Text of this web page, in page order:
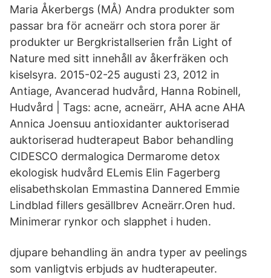
Maria Åkerbergs (MÅ) Andra produkter som
passar bra för acneärr och stora porer är
produkter ur Bergkristallserien från Light of
Nature med sitt innehåll av åkerfräken och
kiselsyra. 2015-02-25 augusti 23, 2012 in
Antiage, Avancerad hudvård, Hanna Robinell,
Hudvård | Tags: acne, acneärr, AHA acne AHA
Annica Joensuu antioxidanter auktoriserad
auktoriserad hudterapeut Babor behandling
CIDESCO dermalogica Dermarome detox
ekologisk hudvård ELemis Elin Fagerberg
elisabethskolan Emmastina Dannered Emmie
Lindblad fillers gesällbrev Acneärr.Oren hud.
Minimerar rynkor och slapphet i huden.
djupare behandling än andra typer av peelings
som vanligtvis erbjuds av hudterapeuter.